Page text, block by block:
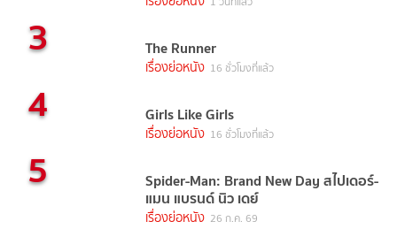
3 The Runner
เรื่องย่อหนัง 16 ชั่วโมงที่แล้ว
4 Girls Like Girls
เรื่องย่อหนัง 16 ชั่วโมงที่แล้ว
5 Spider-Man: Brand New Day สไปเดอร์-
แมน แบรนด์ นิว เดย์
เรื่องย่อหนัง 26 ก.ค. 69